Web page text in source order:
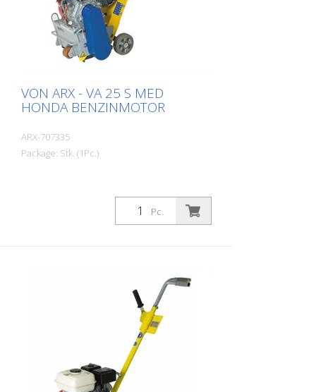
VON ARX - VA 25 S MED
HONDA BENZINMOTOR
ARX-707335
Package: Stk. (1Pc.)
Pc.